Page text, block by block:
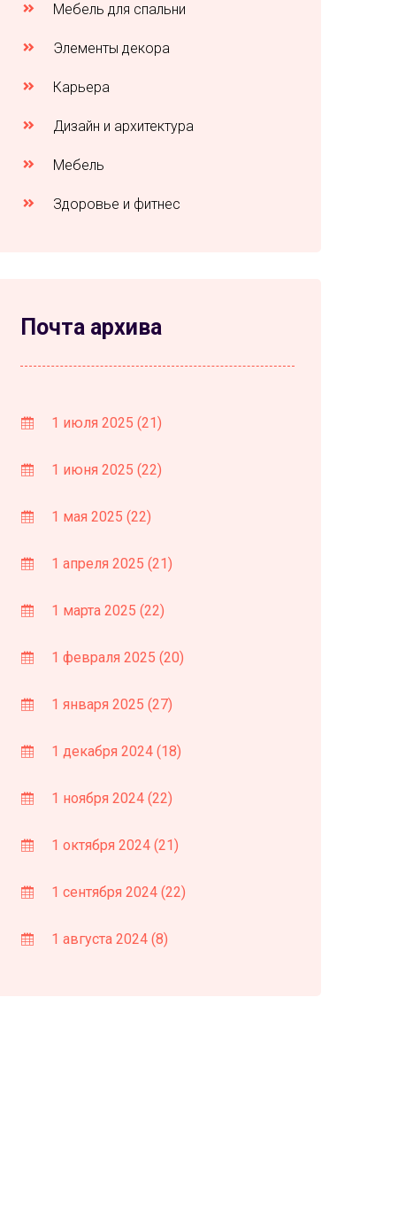
Мебель для спальни
Элементы декора
Карьера
Дизайн и архитектура
Мебель
Здоровье и фитнес
Почта архива
1 июля 2025 (21)
1 июня 2025 (22)
1 мая 2025 (22)
1 апреля 2025 (21)
1 марта 2025 (22)
1 февраля 2025 (20)
1 января 2025 (27)
1 декабря 2024 (18)
1 ноября 2024 (22)
1 октября 2024 (21)
1 сентября 2024 (22)
1 августа 2024 (8)